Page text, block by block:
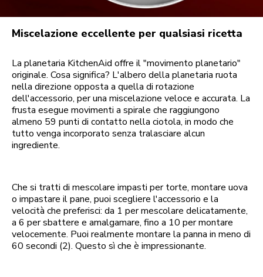
Miscelazione eccellente per qualsiasi ricetta
La planetaria KitchenAid offre il "movimento planetario"
originale. Cosa significa? L'albero della planetaria ruota
nella direzione opposta a quella di rotazione
dell'accessorio, per una miscelazione veloce e accurata. La
frusta esegue movimenti a spirale che raggiungono
almeno 59 punti di contatto nella ciotola, in modo che
tutto venga incorporato senza tralasciare alcun
ingrediente.
Che si tratti di mescolare impasti per torte, montare uova
o impastare il pane, puoi scegliere l'accessorio e la
velocità che preferisci: da 1 per mescolare delicatamente,
a 6 per sbattere e amalgamare, fino a 10 per montare
velocemente. Puoi realmente montare la panna in meno di
60 secondi (2). Questo sì che è impressionante.